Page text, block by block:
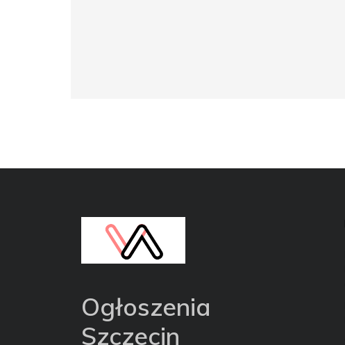
Ogłoszenia
Szczecin